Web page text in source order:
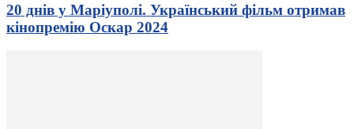
20 днів у Маріуполі. Український фільм отримав
кінопремію Оскар 2024